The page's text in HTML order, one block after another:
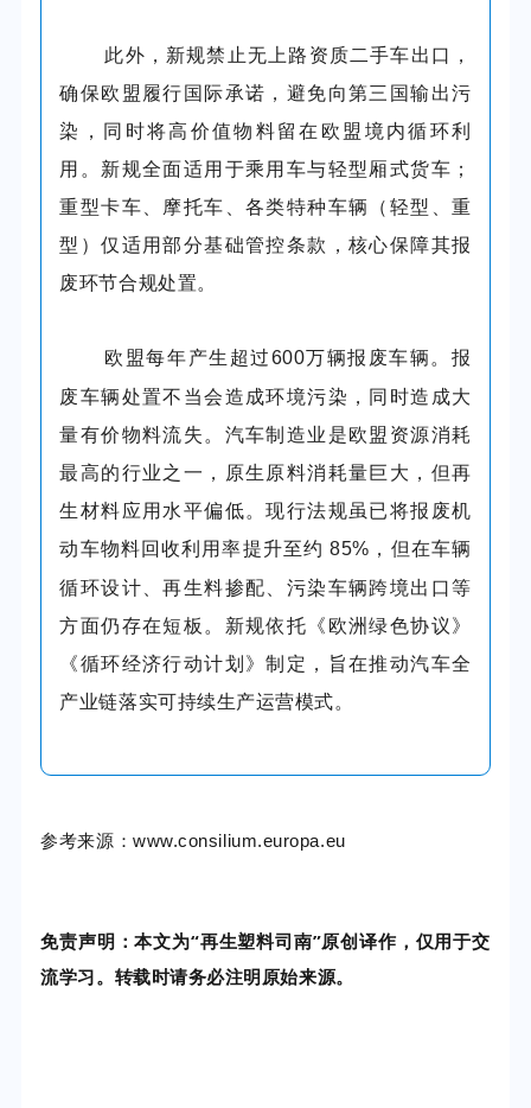
此外， 新规禁止无上路资质二手车出口，
确保欧盟履行国际承诺，避免向第三国输出污
染，同时将高价值物料留在欧盟境内循环利
用。新规全面适用于乘用车与轻型厢式货车；
重型卡车、摩托车、各类特种车辆（轻型、重
型）仅适用部分基础管控条款，核心保障其报
废环节合规处置。
欧盟每年产生超过600万辆报废车辆。报
废车辆处置不当会造成环境污染，同时造成大
量有价物料流失。汽车制造业是欧盟资源消耗
最高的行业之一，原生原料消耗量巨大，但再
生材料应用水平偏低。现行法规虽已将报废机
动车物料回收利用率提升至约85% ，但在车辆
循环设计、再生料掺配、污染车辆跨境出口等
方面仍存在短板。 新规依托《欧洲绿色协议》
《循环经济行动计划》制定，旨在推动汽车全
产业链落实可持续生产运营模式。
参考来源：www.consilium.europa.eu
免责声明：本文为“再生塑料司南”原创译作，仅用于交
流学习。转载时请务必注明原始来源。